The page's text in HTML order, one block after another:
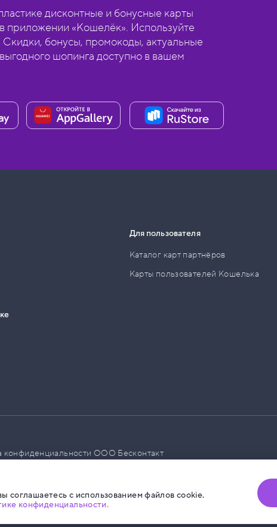
дисконтные и бонусные карты
приложении «Кошелёк». Используйте
бонусы, промокоды, актуальные
шопинга доступно в вашем
Для пользователя
Каталог карт партнёров
Карты пользователей Кошелька
конфиденциальности ООО Бесконтакт
соглашаетесь с использованием файлов cookie.
конфиденциальности.